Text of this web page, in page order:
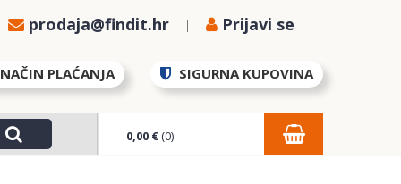
prodaja@findit.hr Prijavi se
NAČIN PLAĆANJA SIGURNA KUPOVINA
0,00 €(0)